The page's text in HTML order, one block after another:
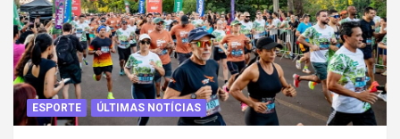
ESPORTE ÚLTIMAS NOTÍCIAS